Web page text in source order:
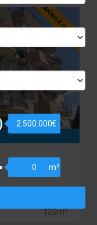
2.500.000
0
IMMOBILE DEL MESE
120m²